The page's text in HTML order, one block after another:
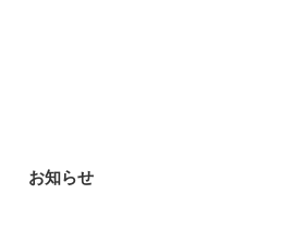
お知らせ